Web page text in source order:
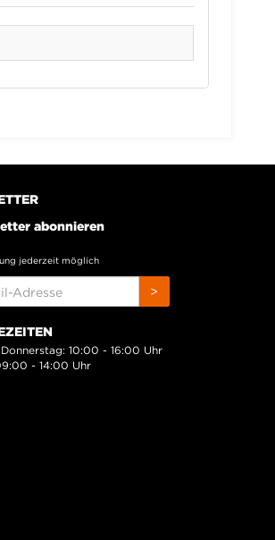
abonnieren
jederzeit möglich
>
10:00 - 16:00 Uhr
- 14:00 Uhr